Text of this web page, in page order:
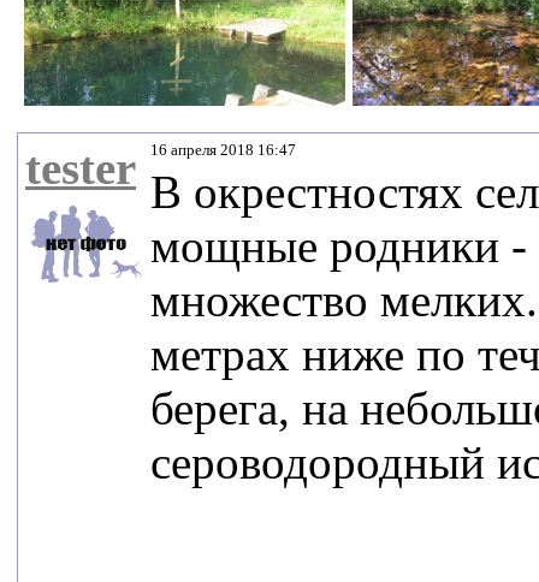
tester 16 апреля 2018 16:47
В окрестностях
мощные родники -
множество
метрах ниже по
берега, на
сероводородный